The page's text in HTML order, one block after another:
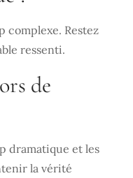
complexe. Restez
ressenti.
de
dramatique et les
la vérité